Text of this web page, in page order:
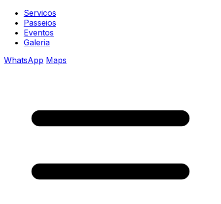
Servicos
Passeios
Eventos
Galeria
WhatsApp Maps